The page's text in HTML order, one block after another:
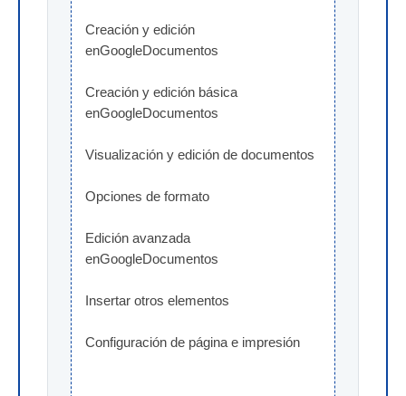
Creación y edición
enGoogleDocumentos
Creación y edición básica
enGoogleDocumentos
Visualización y edición de documentos
Opciones de formato
Edición avanzada
enGoogleDocumentos
Insertar otros elementos
Configuración de página e impresión